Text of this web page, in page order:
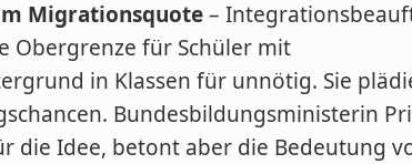
Migrationsquote–
Obergrenze für Schüler mit
in Klassen für unnötig. Sie
Bundesbildungsministerin
die Idee, betont aber die Bedeutung